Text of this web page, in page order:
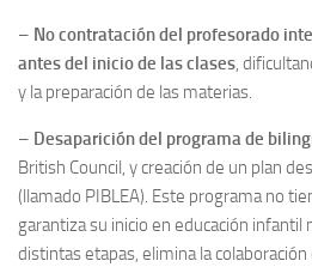
– No contratación del profesorado
antes del inicio de las clases,
y la preparación de las materias.
– Desaparición del programa de
British Council, y creación de un plan
(llamado PIBLEA). Este programa no
garantiza su inicio en educación
distintas etapas, elimina la